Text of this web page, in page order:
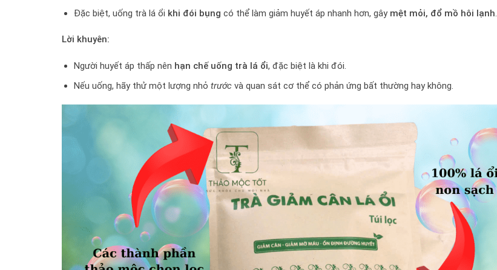
Đặc biệt, uống trà lá ổi khi đói bụng có thể làm giảm huyết áp nhanh hơn, gây mệt mỏi, đổ mồ hôi lạnh.
Lời khuyên:
Người huyết áp thấp nên hạn chế uống trà lá ổi, đặc biệt là khi đói.
Nếu uống, hãy thử một lượng nhỏ trước và quan sát cơ thể có phản ứng bất thường hay không.